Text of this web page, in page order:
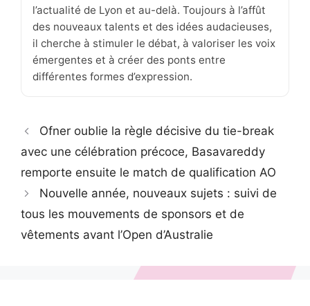
l’actualité de Lyon et au-delà. Toujours à l’affût
des nouveaux talents et des idées audacieuses,
il cherche à stimuler le débat, à valoriser les voix
émergentes et à créer des ponts entre
différentes formes d’expression.
Ofner oublie la règle décisive du tie-break
avec une célébration précoce, Basavareddy
remporte ensuite le match de qualification AO
Nouvelle année, nouveaux sujets : suivi de
tous les mouvements de sponsors et de
vêtements avant l’Open d’Australie